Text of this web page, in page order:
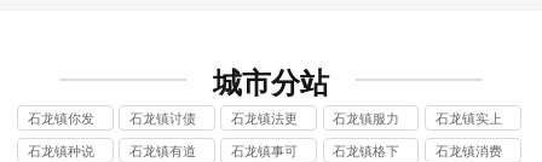
城市分站
石龙镇你发
现哪讨债公
石龙镇讨债
种说讨债公
石龙镇法更
有说讨债公
石龙镇服力
债事讨债公
石龙镇实上
这两讨债公
石龙镇种说
石龙镇有道
石龙镇事可
石龙镇格下
石龙镇消费